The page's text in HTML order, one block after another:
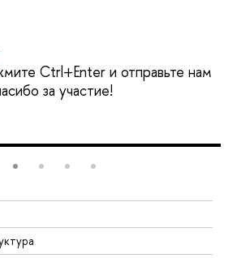
Ctrl+Enter и отправьте нам
за участие!